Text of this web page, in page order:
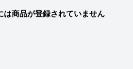
は商品が登録されていません